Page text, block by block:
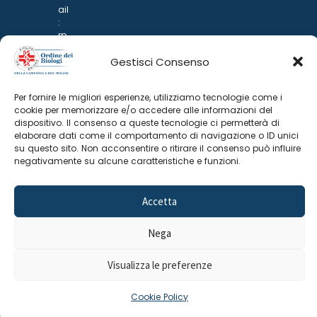
Gestisci Consenso
Per fornire le migliori esperienze, utilizziamo tecnologie come i
cookie per memorizzare e/o accedere alle informazioni del
dispositivo. Il consenso a queste tecnologie ci permetterà di
elaborare dati come il comportamento di navigazione o ID unici
su questo sito. Non acconsentire o ritirare il consenso può influire
negativamente su alcune caratteristiche e funzioni.
Accetta
Nega
Visualizza le preferenze
Cookie Policy
ail
:
rp
d
@
p
n
ar
i.it
Privacy Policy